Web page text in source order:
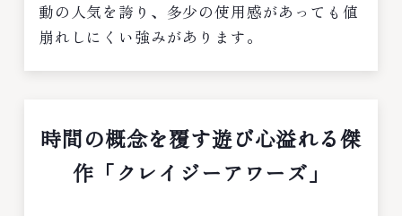
動の人気を誇り、多少の使用感があっても値
崩れしにくい強みがあります。
時間の概念を覆す遊び心溢れる傑
作「クレイジーアワーズ」